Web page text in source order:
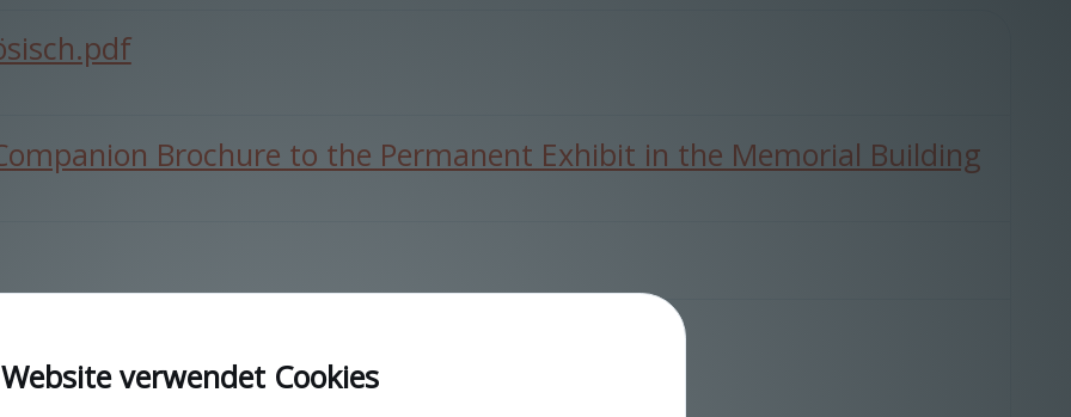
Brochure to the Permanent Exhibit in the Memorial Building
Fragen in Melk und der Region
verwendet Cookies